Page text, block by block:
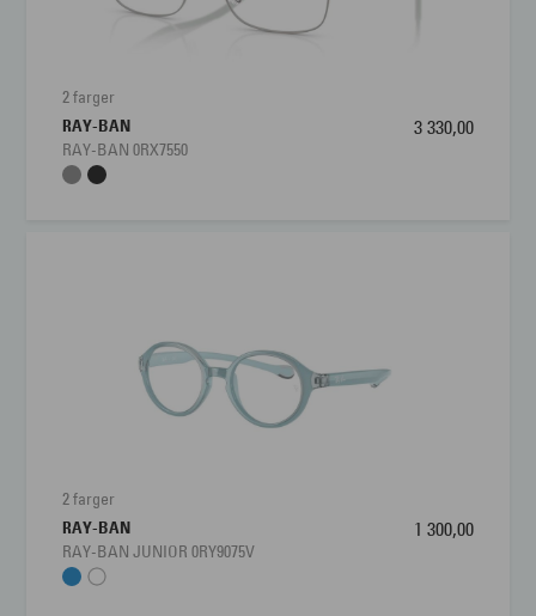
2 farger
RAY-BAN
RAY-BAN 0RX7550
3 330,00
2 farger
RAY-BAN
RAY-BAN JUNIOR 0RY9075V
1 300,00